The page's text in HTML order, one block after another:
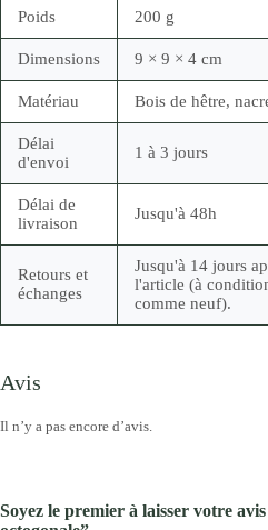
Poids 200 g
Dimensions 9 × 9 × 4 cm
Matériau Bois de hêtre,
Délai
d'envoi
1 à 3 jours
Délai de
livraison
Jusqu'à 48h
Retours et
échanges
Jusqu'à 14 jours
l'article (à
comme neuf).
Avis
Il n’y a pas encore d’avis.
Soyez le premier à laisser votre